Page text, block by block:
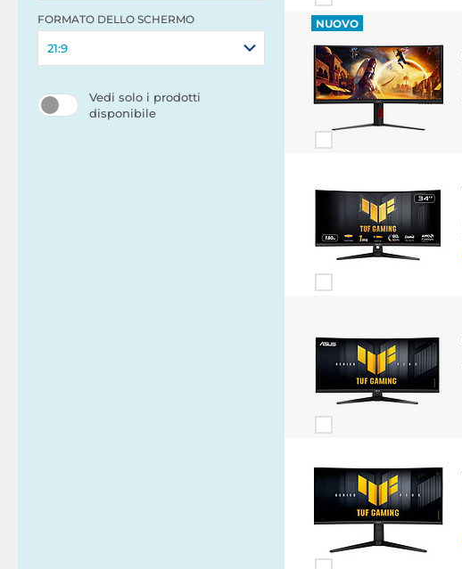
FORMATO DELLO SCHERMO
21:9
Vedi solo i prodotti
disponibile
NUOVO